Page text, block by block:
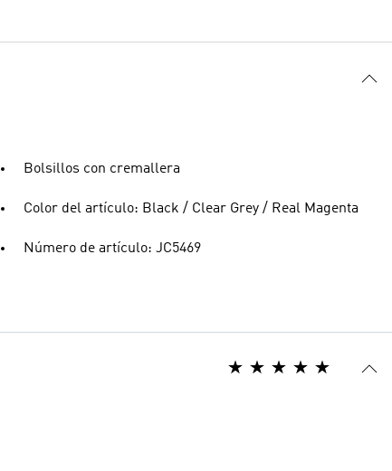
Bolsillos con cremallera
Color del artículo: Black / Clear Grey / Real Magenta
Número de artículo: JC5469